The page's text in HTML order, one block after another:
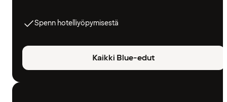
Spenn hotelliyöpymisestä
Kaikki Blue-edut